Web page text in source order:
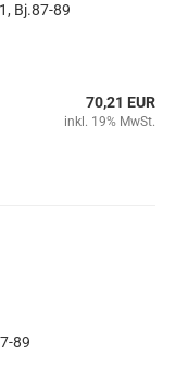
Bj.87-89
70,21 EUR
inkl. 19% MwSt.
89